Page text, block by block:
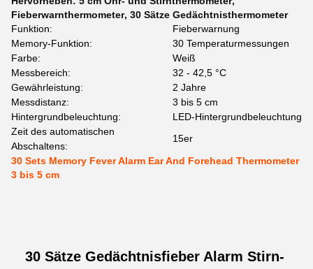
Fieberwarnthermometer, 30 Sätze Gedächtnisthermometer
Funktion:
Fieberwarnung
Memory-Funktion:
30 Temperaturmessungen
Farbe:
Weiß
Messbereich:
32 - 42,5 °C
Gewährleistung:
2 Jahre
Messdistanz:
3 bis 5 cm
Hintergrundbeleuchtung:
LED-Hintergrundbeleuchtung
Zeit des automatischen
Abschaltens:
15er
30 Sets Memory Fever Alarm Ear And Forehead Thermometer
3 bis 5 cm
30 Sätze Gedächtnisfieber Alarm Stirn-